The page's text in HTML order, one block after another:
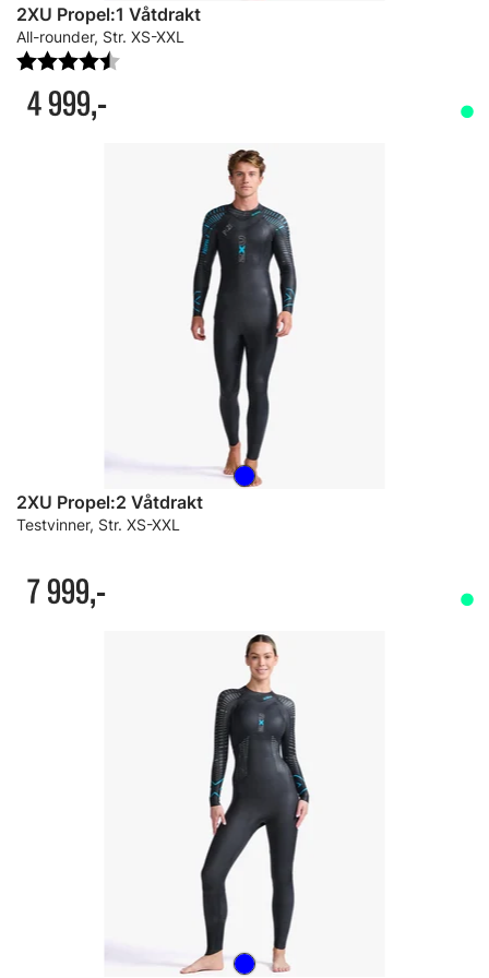
2XU Propel:1 Våtdrakt
All-rounder, Str. XS-XXL
4 999,-
Karakter:
2XU Propel:2 Våtdrakt
Testvinner, Str. XS-XXL
7 999,-